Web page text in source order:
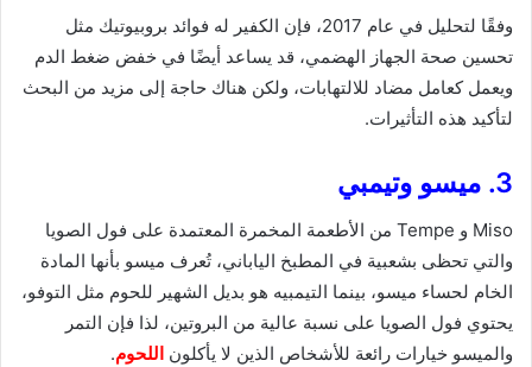
وفقًا لتحليل في عام 2017، فإن الكفير له فوائد بروبيوتيك مثل
تحسين صحة الجهاز الهضمي، قد يساعد أيضًا في خفض ضغط الدم
ويعمل كعامل مضاد للالتهابات، ولكن هناك حاجة إلى مزيد من البحث
لتأكيد هذه التأثيرات.
3. ميسو وتيمبي
Miso و Tempe من الأطعمة المخمرة المعتمدة على فول الصويا
والتي تحظى بشعبية في المطبخ الياباني، تُعرف ميسو بأنها المادة
الخام لحساء ميسو، بينما التيمبيه هو بديل الشهير للحوم مثل التوفو،
يحتوي فول الصويا على نسبة عالية من البروتين، لذا فإن التمر
والميسو خيارات رائعة للأشخاص الذين لا يأكلون اللحوم.